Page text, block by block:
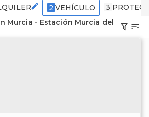
2 VEHÍCULO 3
Murcia - Estación Murcia del